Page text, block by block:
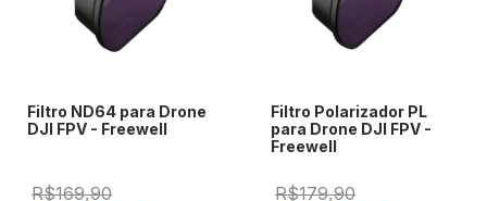
Filtro ND64 para Drone
DJI FPV - Freewell
R$169,90
Filtro Polarizador PL
para Drone DJI FPV -
Freewell
R$179,90